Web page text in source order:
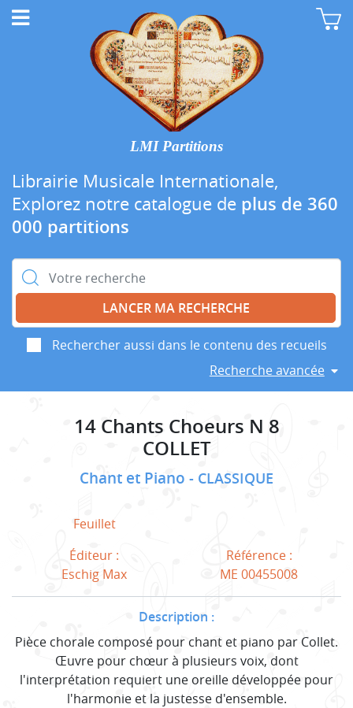
LMI Partitions
Librairie Musicale Internationale,
Explorez notre catalogue de plus de 360
000 partitions
Rechercher :
Rechercher aussi dans le contenu des recueils
Recherche avancée
14 Chants Choeurs N 8
COLLET
Chant et Piano CLASSIQUE
Feuillet
Éditeur :
Eschig Max
Référence :
ME 00455008
Description :
Pièce chorale composé pour chant et piano par Collet.
Œuvre pour chœur à plusieurs voix, dont
l'interprétation requiert une oreille développée pour
l'harmonie et la justesse d'ensemble.